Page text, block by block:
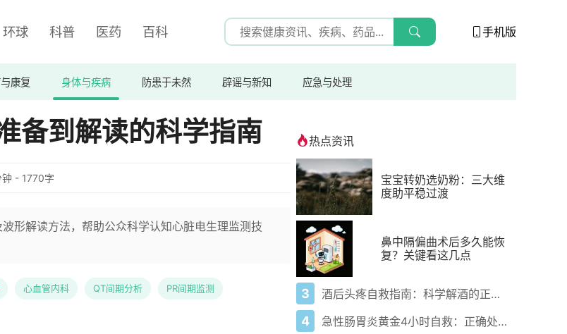
环球 科普 医药 百科 手机版
康复 身体与疾病 防患于未然 辟谣与新知 应急与处理
备到解读的科学指南
- 1770字
形解读方法，帮助公众科学认知心脏电生理监测技
心血管内科 QT间期分析 PR间期监测
热点资讯
宝宝转奶选奶粉：三大维
度助平稳过渡
鼻中隔偏曲术后多久能恢
复？关键看这几点
3 酒后头疼自救指南：科学解酒的正确打开方式
4 急性肠胃炎黄金4小时自救：正确处置与误区避坑关键